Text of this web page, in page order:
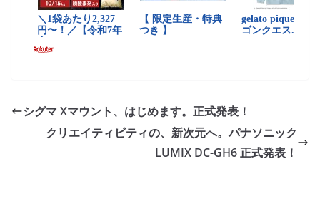
シグマ Xマウント、はじめます。正式発表！
クリエイティビティの、新次元へ。パナソニック
LUMIX DC-GH6 正式発表！